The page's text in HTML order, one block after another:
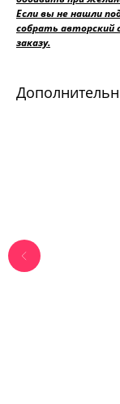
Если вы не нашли
собрать авторский
заказу.